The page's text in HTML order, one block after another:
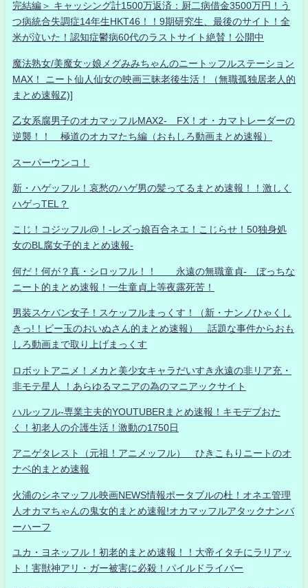
完結編＞ キャッシング計1500万返済：厨二病借金3500万円！う
つ病統合失調症14年生HKT46！！9期研究生、最後のサイト！全
米が泣いた！認知症鬱病60代のラストサイト絶賛！公開中
魔法熟女/美魔女ッ娘メグみみちゃんのニートッフルステーション
MAX！ ニート仙人仙女の映画三昧老後生活！（無職孤独居老人的
まとめ速報Z)]
乙女系腐男子のオカマッフルMAX2- FX！オ・カマトレーダーの
逆襲！！ 極道のオカマたち編（おもしろ動画まとめ速報）
スーパーウンコ！
新・ハゲッフル！哀愁のハゲ男の髪ってるまとめ速報！！激しく
ハゲっTEL？
こじ！コジッフル@！-レズっ娘百合ネエ！こじらせ！50独身処
女のBL腐女子的まとめ速報-
何だ！何が？真・シロッフル！！ 永遠の無職童貞- ぼっちな
ニート的まとめ速報！一生童貞上等夜露死苦！
男装スケバン女子！スケッフルまっくす！（新・ナンノひゃくし
きっ!！ビー玉のおいぬさん的まとめ速報） 話題な事件からおも
しろ動画まで取り上げまっくす
ロボットアニメ！メカと美少女キャラだいすき永遠の非リア充・
非モテ星人 ！あらゆるマニアの為のマニアックサイト
ハルッフル-専業主夫的YOUTUBERまとめ速報！キモデブおた
く！初老人の介護生活！激動の1750日
アニゲタレスト（元祖！アニメッフル） ひきこもりニートのオ
ナベ的まとめ速報
火浦のシネマッフル映画NEWS情報ポータブルの杜！オネエ管理
人オカマちゃんの鬼女的まとめ速報!オカマッフルアタックナンバ
ーハーフ
ユカ・ヨネッフル！初老的まとめ速報！！大帝イタチにラリアッ
ト！害獣神アリ・ガー被害に必殺！パイルドライバー